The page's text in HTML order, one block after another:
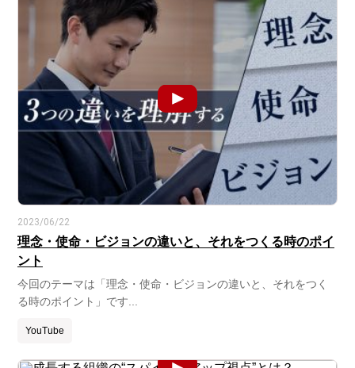
2023/06/22
理念・使命・ビジョンの違いと、それをつくる時のポイ
ント
今回のテーマは「理念・使命・ビジョンの違いと、それをつく
る時のポイント」です...
YouTube